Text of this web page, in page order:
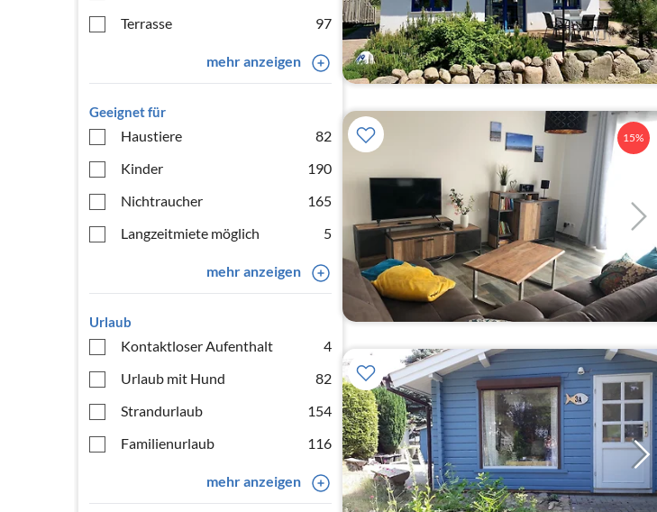
Terrasse
97
mehr anzeigen
Geeignet für
Haustiere
82
Kinder
190
Nichtraucher
165
Langzeitmiete möglich
5
mehr anzeigen
Urlaub
Kontaktloser Aufenthalt
4
Urlaub mit Hund
82
Strandurlaub
154
Familienurlaub
116
mehr anzeigen
15%